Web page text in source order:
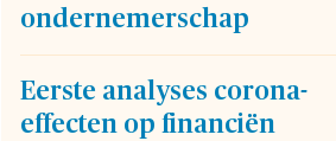
ondernemerschap
Eerste analyses corona-
effecten op financiën